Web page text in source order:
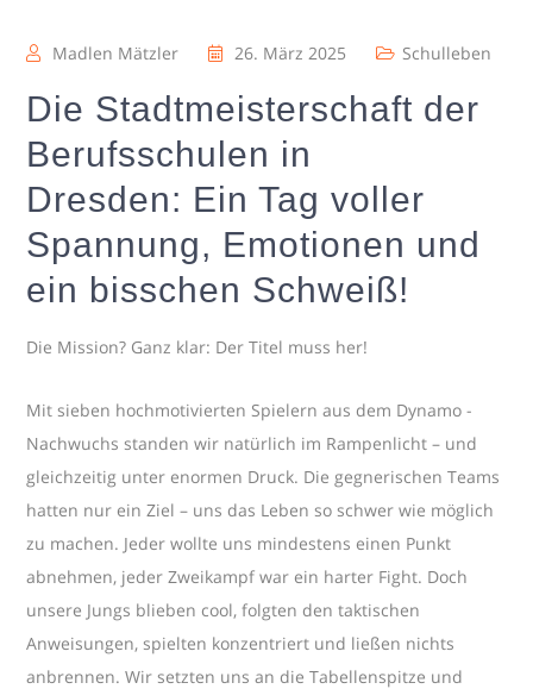
Madlen Mätzler 26. März 2025 Schulleben
Die Stadtmeisterschaft der
Berufsschulen in
Dresden: Ein Tag voller
Spannung, Emotionen und
ein bisschen Schweiß!
Die Mission? Ganz klar: Der Titel muss her!
Mit sieben hochmotivierten Spielern aus dem Dynamo -
Nachwuchs standen wir natürlich im Rampenlicht – und
gleichzeitig unter enormen Druck. Die gegnerischen Teams
hatten nur ein Ziel – uns das Leben so schwer wie möglich
zu machen. Jeder wollte uns mindestens einen Punkt
abnehmen, jeder Zweikampf war ein harter Fight. Doch
unsere Jungs blieben cool, folgten den taktischen
Anweisungen, spielten konzentriert und ließen nichts
anbrennen. Wir setzten uns an die Tabellenspitze und